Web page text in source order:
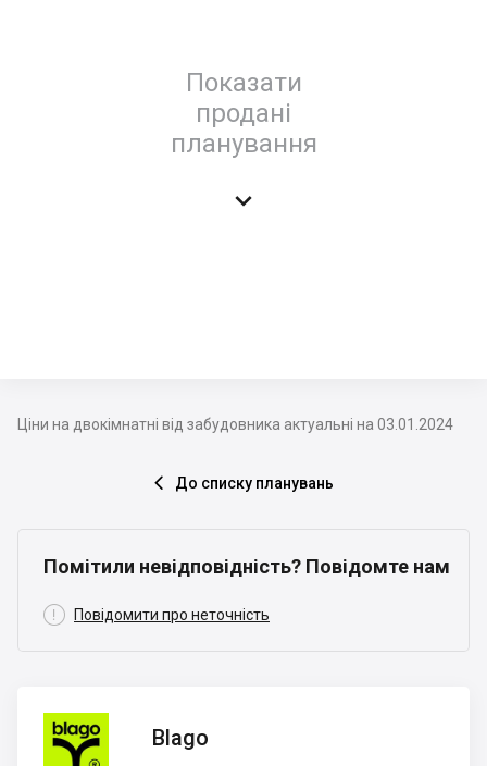
Показати
продані
планування

Ціни на двокімнатні від забудовника актуальні на 03.01.2024
 До списку планувань
Помітили невідповідність? Повідомте нам
 Повідомити про неточність
Blago
Blago